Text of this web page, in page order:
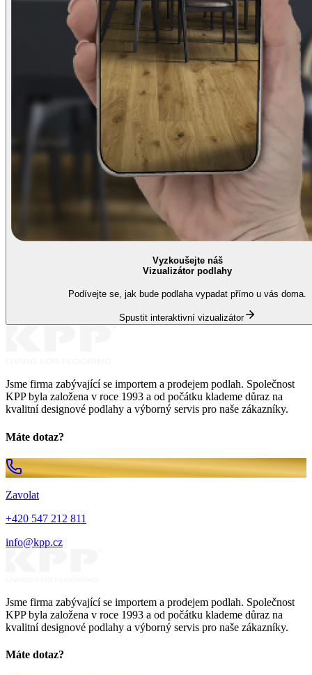
Vyzkoušejte náš
Vizualizátor podlahy
Podívejte se, jak bude podlaha vypadat přímo u vás doma.
Spustit interaktivní vizualizátor
Jsme firma zabývající se importem a prodejem podlah. Společnost
KPP byla založena v roce 1993 a od počátku klademe důraz na
kvalitní designové podlahy a výborný servis pro naše zákazníky.
Máte dotaz?
Zavolat
+420 547 212 811
info@kpp.cz
Jsme firma zabývající se importem a prodejem podlah. Společnost
KPP byla založena v roce 1993 a od počátku klademe důraz na
kvalitní designové podlahy a výborný servis pro naše zákazníky.
Máte dotaz?